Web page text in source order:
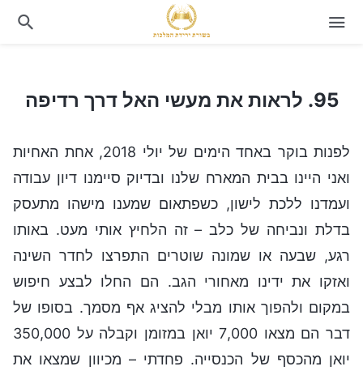
95. לראות את מעשי האל דרך רדיפה
95. לראות את מעשי האל דרך רדיפה
לפנות בוקר באחד הימים של יולי 2018, אחת האחיות
ואני היינו בבית המארח שלנו ובדיוק סיימנו דיון עבודה
ועמדנו ללכת לישון, כשפתאום שמענו מישהו מתעסק
בדלת ונביחה של כלב – זה הלחיץ אותי מעט. באותו
רגע, שבעה או שמונה שוטרים התפרצו לחדר השינה
ואזקו את ידינו מאחורי הגב. הם החלו לבצע חיפוש
במקום ולהפוך אותו מבלי להציג אף מסמך. בסופו של
דבר הם מצאו 7,000 יואן במזומן וקבלה על 350,000
יואן מהכסף של הכנסייה. פחדתי – מכיוון שמצאו את